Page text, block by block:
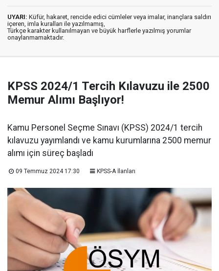
UYARI: Küfür, hakaret, rencide edici cümleler veya imalar, inançlara saldırı
içeren, imla kuralları ile yazılmamış,
Türkçe karakter kullanılmayan ve büyük harflerle yazılmış yorumlar
onaylanmamaktadır.
KPSS 2024/1 Tercih Kılavuzu ile 2500
Memur Alımı Başlıyor!
Kamu Personel Seçme Sınavı (KPSS) 2024/1 tercih
kılavuzu yayımlandı ve kamu kurumlarına 2500 memur
alımı için süreç başladı
09 Temmuz 2024 17:30 KPSS-A İlanları